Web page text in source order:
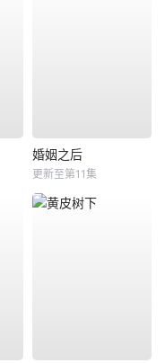
婚姻之后
更新至第11集